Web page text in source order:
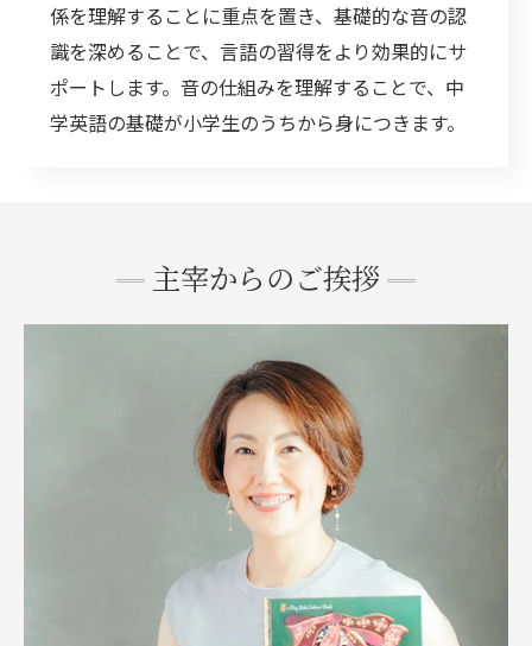
係を理解することに重点を置き、基礎的な音の認
識を深めることで、言語の習得をより効果的にサ
ポートします。音の仕組みを理解することで、中
学英語の基礎が小学生のうちから身につきます。
主宰からのご挨拶